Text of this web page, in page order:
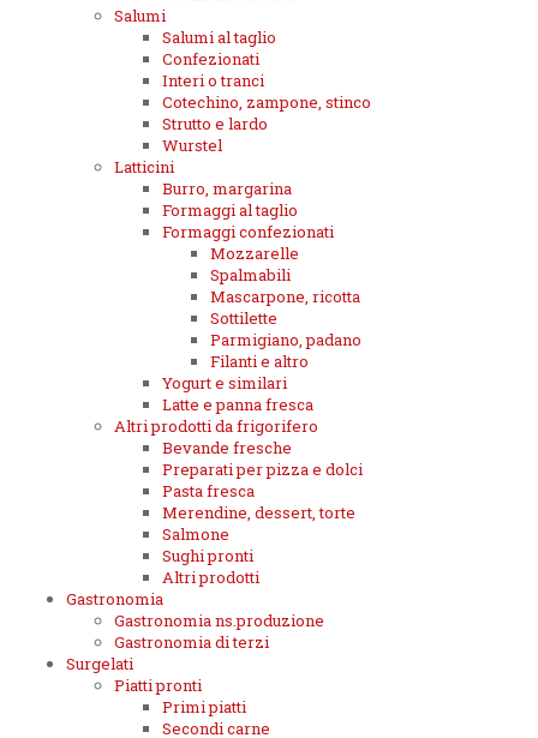
Salumi
Salumi al taglio
Confezionati
Interi o tranci
Cotechino, zampone, stinco
Strutto e lardo
Wurstel
Latticini
Burro, margarina
Formaggi al taglio
Formaggi confezionati
Mozzarelle
Spalmabili
Mascarpone, ricotta
Sottilette
Parmigiano, padano
Filanti e altro
Yogurt e similari
Latte e panna fresca
Altri prodotti da frigorifero
Bevande fresche
Preparati per pizza e dolci
Pasta fresca
Merendine, dessert, torte
Salmone
Sughi pronti
Altri prodotti
Gastronomia
Gastronomia ns.produzione
Gastronomia di terzi
Surgelati
Piatti pronti
Primi piatti
Secondi carne